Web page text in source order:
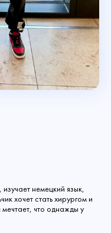
немецкий язык,
хочет стать хирургом и
что однажды у